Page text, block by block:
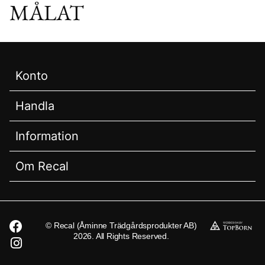
MÅLAT
Konto
Handla
Information
Om Recal
© Recal (Åminne Trädgårdsprodukter AB)
2026. All Rights Reserved.